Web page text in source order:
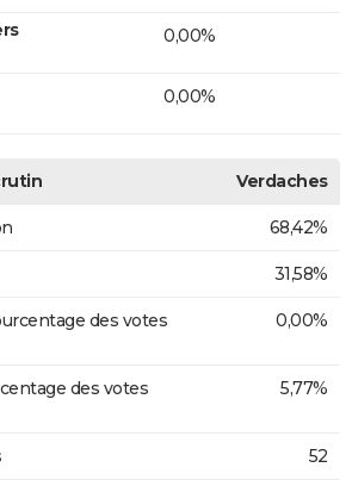
0,00%
0,00%
Verdaches
68,42%
31,58%
des votes
0,00%
des votes
5,77%
52